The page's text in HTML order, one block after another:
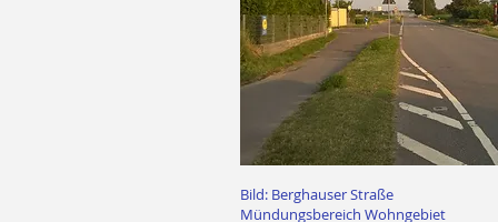
Bild: Berghauser Straße
Mündungsbereich Wohngebiet